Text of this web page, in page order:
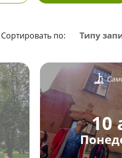
Сортировать по: Типу
10